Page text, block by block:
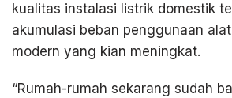
kualitas instalasi listrik domestik
akumulasi beban penggunaan
modern yang kian meningkat.
“Rumah-rumah sekarang sudah